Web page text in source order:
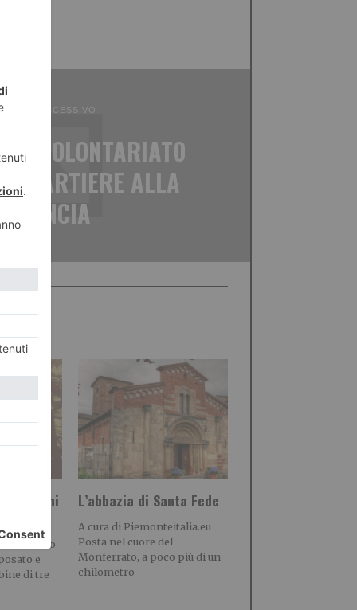
SUCCESSIVO
VOLONTARIATO
QUARTIERE ALLA
Guccini
Pietro
e
di tre
L’abbazia di Santa Fede
A cura di Piemonteitalia.eu
Posta nel cuore del
Monferrato, a poco più di un
chilometro